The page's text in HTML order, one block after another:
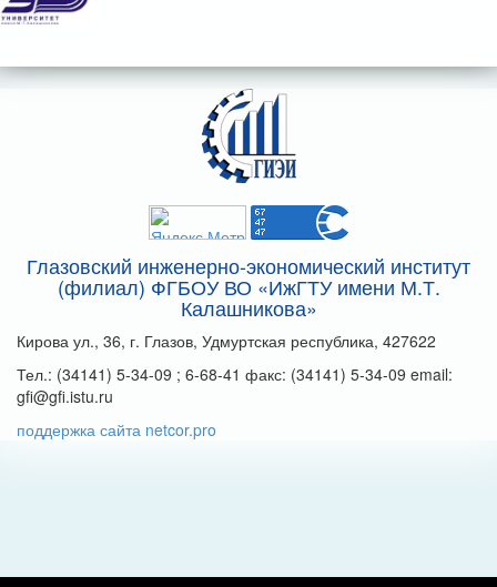
Глазовский инженерно-экономический институт
(филиал) ФГБОУ ВО «ИжГТУ имени М.Т.
Калашникова»
Кирова ул., 36, г. Глазов, Удмуртская республика, 427622
Тел.: (34141) 5-34-09 ; 6-68-41 факс: (34141) 5-34-09 email:
gfi@gfi.istu.ru
поддержка сайта netcor.pro